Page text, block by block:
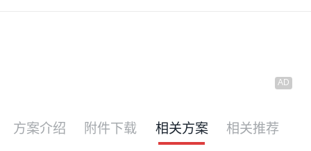
方案介绍 附件下载 相关方案 相关推荐